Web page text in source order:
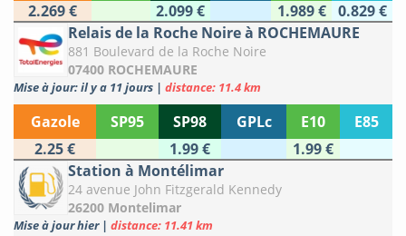
2.269 €
2.099 € 1.989 €
0.829 €
Relais de la Roche Noire à ROCHEMAURE
881 Boulevard de la Roche Noire
07400 ROCHEMAURE
Mise à jour: il y a 11 jours | distance: 11.4 km
Gazole SP95 SP98 GPLc E10
E85
2.25 €
1.99 €
1.99 €
Station à Montélimar
24 avenue John Fitzgerald Kennedy
26200 Montelimar
Mise à jour hier | distance: 11.41 km